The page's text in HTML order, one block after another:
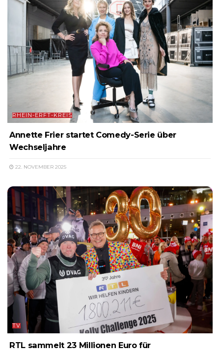
RHEIN-ERFT-KREIS
Annette Frier startet Comedy-Serie über
Wechseljahre
22. NOVEMBER 2025
TV
RTL sammelt 23 Millionen Euro für